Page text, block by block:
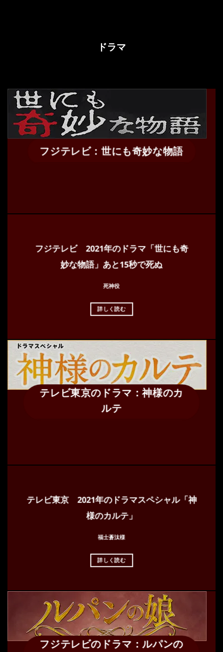
ドラマ
フジテレビ：世にも奇妙な物語
フジテレビ 2021年のドラマ「世にも奇
妙な物語」あと15秒で死ぬ
死神役
詳しく読む
テレビ東京のドラマ：神様のカ
ルテ
テレビ東京 2021年のドラマスペシャル「神
様のカルテ」
福士蒼汰様
詳しく読む
フジテレビのドラマ：ルパンの